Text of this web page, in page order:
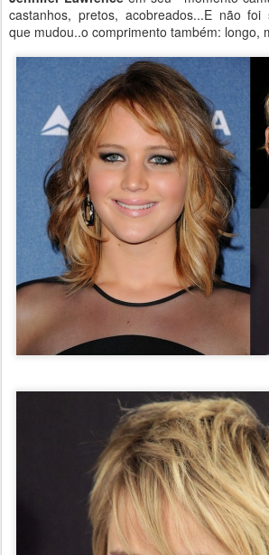
castanhos, pretos, acobreados...E não foi
que mudou..o comprimento também: longo,